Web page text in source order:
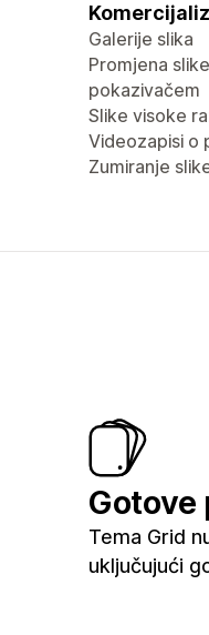
Galerije slika
Promjena
pokazivačem
Slike visoke
Videozapisi o
Zumiranje
Gotove
Tema Grid
uključujući